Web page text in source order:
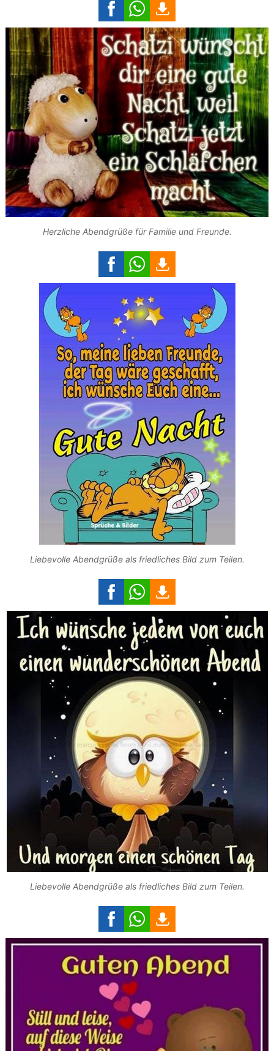
Herzliche Abendgrüße für Familie und Freunde.
Liebevolle Abendgrüße als friedliches Bild zum Teilen.
Liebevolle Abendgrüße als friedliches Bild zum Teilen.